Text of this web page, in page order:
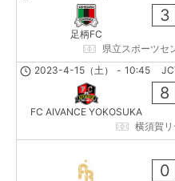
足柄FC
3
県立スポーツセ
2023-4-15（土） - 10:45
FC AIVANCE YOKOSUKA
8
横須賀
0